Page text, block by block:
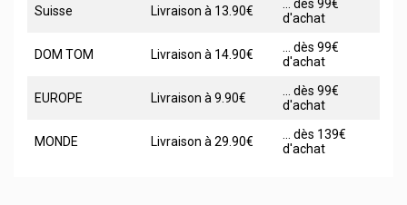
Suisse Livraison à 13.90€
... dès 99€
d'achat
DOM TOM Livraison à 14.90€
... dès 99€
d'achat
EUROPE Livraison à 9.90€
... dès 99€
d'achat
MONDE Livraison à 29.90€
... dès 139€
d'achat